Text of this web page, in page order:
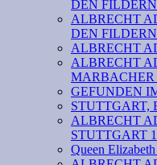
DEN
ALBRECHT
DEN
ALBRECHT
ALBRECHT
MARBACHER
GEFUNDEN
STUTTGART,
ALBRECHT
STUTTGART
Queen